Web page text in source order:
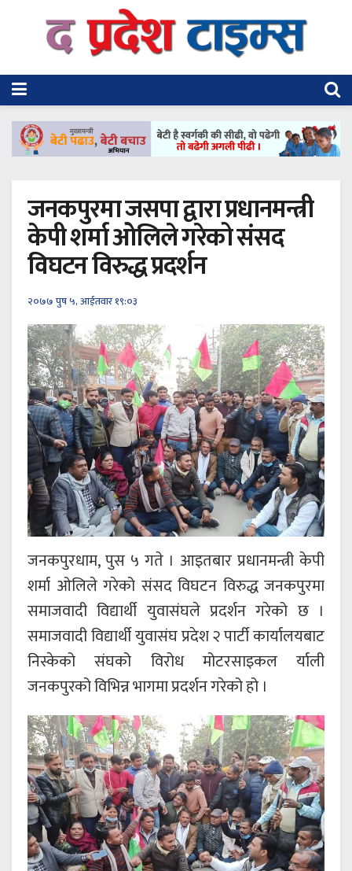
जनकपुरमा जसपा द्वारा प्रधानमन्त्री
केपी शर्मा ओलिले गरेको संसद
विघटन विरुद्ध प्रदर्शन
२०७७ पुष ५, आईतवार १९:०३
जनकपुरधाम, पुस ५ गते । आइतबार प्रधानमन्त्री केपी
शर्मा ओलिले गरेको संसद विघटन विरुद्ध जनकपुरमा
समाजवादी विद्यार्थी युवासंघले प्रदर्शन गरेको छ ।
समाजवादी विद्यार्थी युवासंघ प्रदेश २ पार्टी कार्यालयबाट
निस्केको संघको विरोध मोटरसाइकल र्याली
जनकपुरको विभिन्न भागमा प्रदर्शन गरेको हो ।